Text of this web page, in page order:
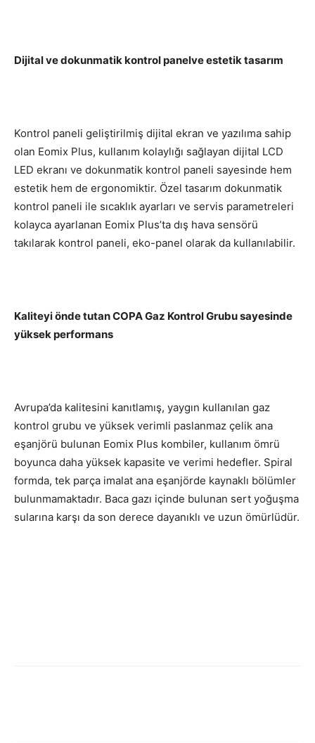
Diji­tal ve dokunmat­ik kontrol panel­­ve estetik tasarım
Kontrol paneli geliştirilmiş dijital ekran ve yazılıma sahip
olan Eomix Plus, kullanım kolaylığı sağlayan dijital LCD
LED ekranı ve dokunmatik kontrol paneli sayesinde hem
estetik hem de ergonomiktir. Özel tasarım dokunmatik
kontrol paneli ile sıcaklık ayarları ve servis parametreleri
kolayca ayarlanan Eomix Plus’ta dış hava sensörü
takılarak kontrol paneli, eko-panel olarak da kullanılabilir.
Kaliteyi önde tutan COPA Gaz Kontrol Grubu sayesinde
yüksek performans
Avrupa’da kalitesini kanıtlamış, yaygın kullanılan gaz
kontrol grubu ve yüksek verimli paslanmaz çelik ana
eşanjörü bulunan Eomix Plus kombiler, kullanım ömrü
boyunca daha yüksek kapasite ve verimi hedefler. Spiral
formda, tek parça imalat ana eşanjörde kaynaklı bölümler
bulunmamaktadır. Baca gazı içinde bulunan sert yoğuşma
sularına karşı da son derece dayanıklı ve uzun ömürlüdür.